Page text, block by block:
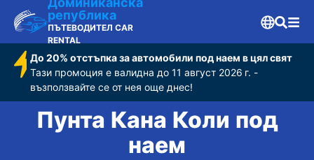
република
ПЪТЕВОДИТЕЛ CAR
RENTAL
До 20% отстъпка за автомобили под наем в цял свят
Тази промоция е валидна до 11 август 2026 г. -
възползвайте се от нея още днес!
Пунта Кана Коли под
наем